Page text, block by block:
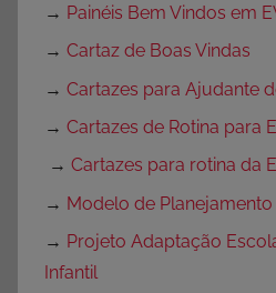
→ Painéis Bem Vindos em
→ Cartaz de Boas Vindas
→ Cartazes para Ajudante
→ Cartazes de Rotina para
→ Cartazes para rotina da
→ Modelo de Planejamento
→ Projeto Adaptação
Infantil